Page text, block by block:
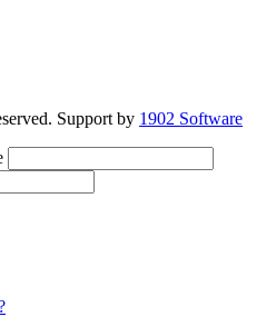
Support by 1902 Software